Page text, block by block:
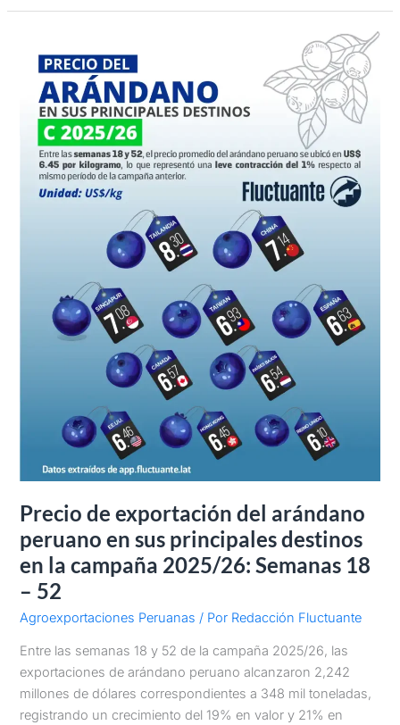
Precio de exportación del arándano
peruano en sus principales destinos
en la campaña 2025/26: Semanas 18
– 52
Agroexportaciones Peruanas / Por Redacción Fluctuante
Entre las semanas 18 y 52 de la campaña 2025/26, las
exportaciones de arándano peruano alcanzaron 2,242
millones de dólares correspondientes a 348 mil toneladas,
registrando un crecimiento del 19% en valor y 21% en
exportación
arándano
peruano
sus
campaña
2025/26:
Semanas